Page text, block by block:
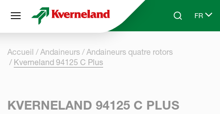
Skip to main contentSearchFR
Select
Accueil Andaineurs
Andaineurs quatre rotors
Kverneland 94125 C Plus
KVERNELAND 94125 C PLUS
Panneau de gestion des cookies